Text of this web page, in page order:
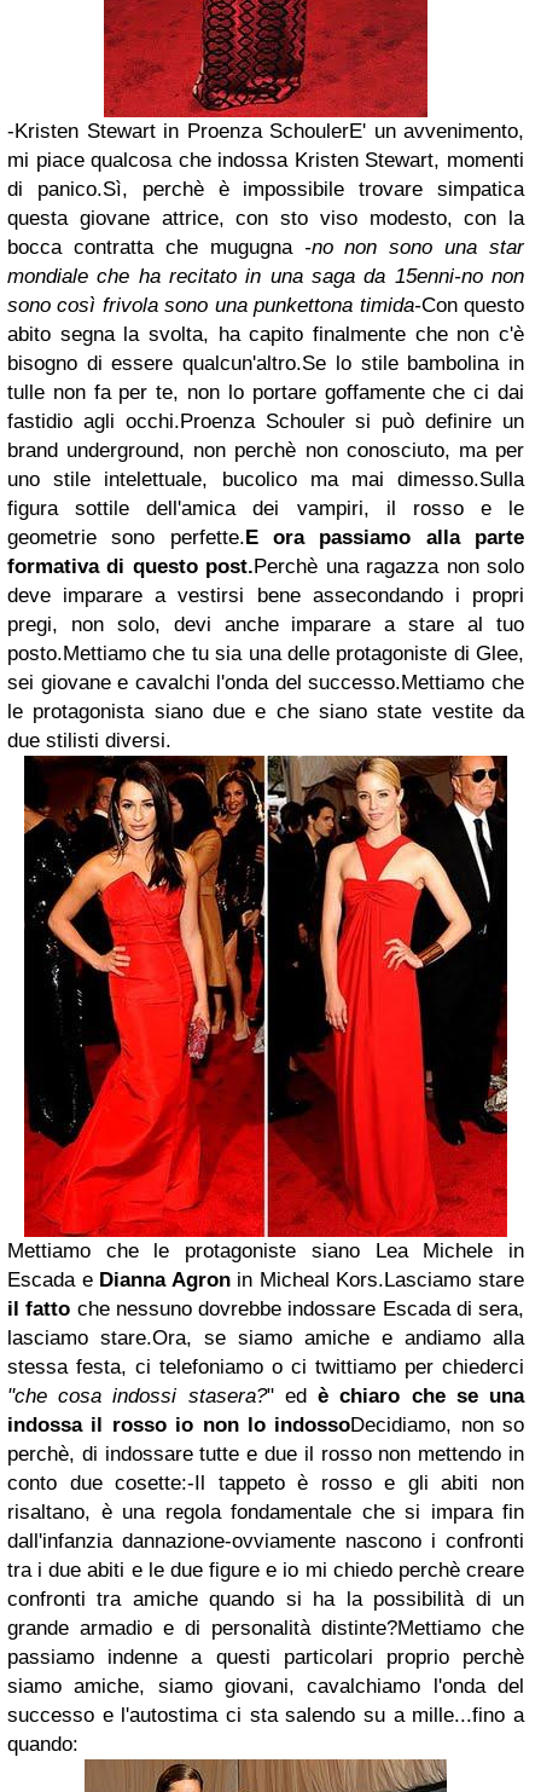
-Kristen Stewart in Proenza SchoulerE' un avvenimento,
mi piace qualcosa che indossa Kristen Stewart, momenti
di panico.Sì, perchè è impossibile trovare simpatica
questa giovane attrice, con sto viso modesto, con la
bocca contratta che mugugna -no non sono una star
mondiale che ha recitato in una saga da 15enni-no non
sono così frivola sono una punkettona timida-Con questo
abito segna la svolta, ha capito finalmente che non c'è
bisogno di essere qualcun'altro.Se lo stile bambolina in
tulle non fa per te, non lo portare goffamente che ci dai
fastidio agli occhi.Proenza Schouler si può definire un
brand underground, non perchè non conosciuto, ma per
uno stile intelettuale, bucolico ma mai dimesso.Sulla
figura sottile dell'amica dei vampiri, il rosso e le
geometrie sono perfette.E ora passiamo alla parte
formativa di questo post.Perchè una ragazza non solo
deve imparare a vestirsi bene assecondando i propri
pregi, non solo, devi anche imparare a stare al tuo
posto.Mettiamo che tu sia una delle protagoniste di Glee,
sei giovane e cavalchi l'onda del successo.Mettiamo che
le protagonista siano due e che siano state vestite da
due stilisti diversi.
Mettiamo che le protagoniste siano Lea Michele in
Escada e Dianna Agronin Micheal Kors.Lasciamo stare
il fatto che nessuno dovrebbe indossare Escada di sera,
lasciamo stare.Ora, se siamo amiche e andiamo alla
stessa festa, ci telefoniamo o ci twittiamo per chiederci
"che cosa indossi stasera?" edè chiaro che se una
indossa il rosso io non lo indossoDecidiamo, non so
perchè, di indossare tutte e due il rosso non mettendo in
conto due cosette:-Il tappeto è rosso e gli abiti non
risaltano, è una regola fondamentale che si impara fin
dall'infanzia dannazione-ovviamente nascono i confronti
tra i due abiti e le due figure e io mi chiedo perchè creare
confronti tra amiche quando si ha la possibilità di un
grande armadio e di personalità distinte?Mettiamo che
passiamo indenne a questi particolari proprio perchè
siamo amiche, siamo giovani, cavalchiamo l'onda del
successo e l'autostima ci sta salendo su a mille...fino a
quando: